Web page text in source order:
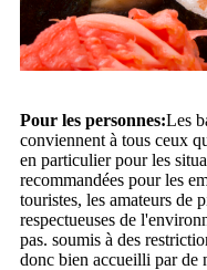
Pour les personnes:Les
conviennent à tous ceux
en particulier pour les
recommandées pour les
touristes, les amateurs de
respectueuses de
pas. soumis à des
donc bien accueilli par de